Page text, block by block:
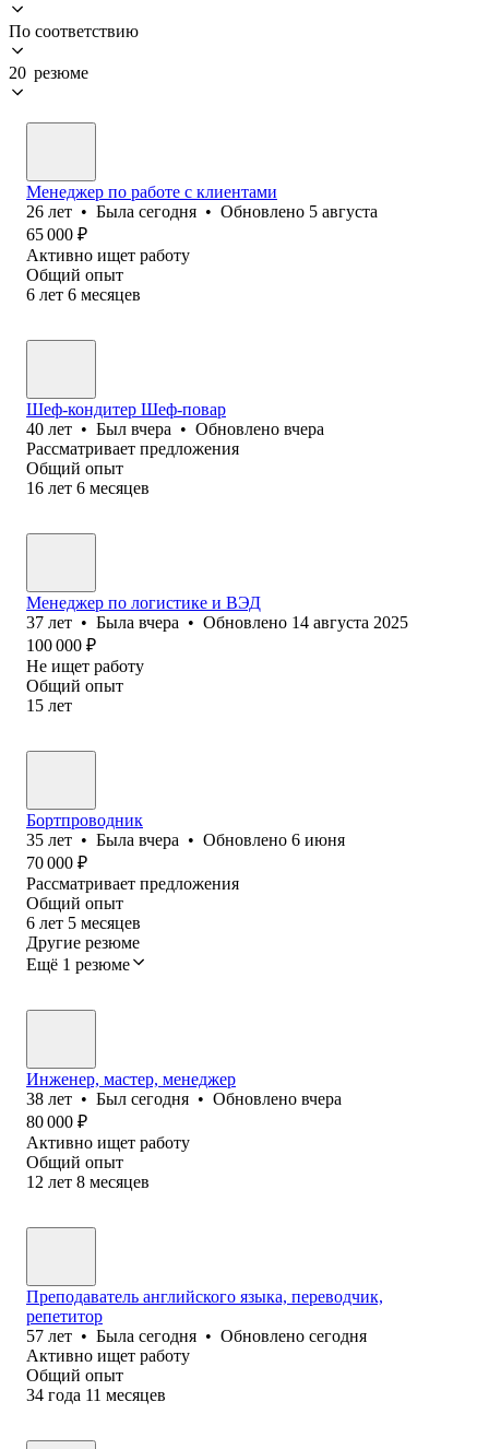
По соответствию
20 резюме
Менеджер по работе с клиентами
26 лет • Была сегодня • Обновлено 5 августа
65 000 ₽
Активно ищет работу
Общий опыт
6 лет 6 месяцев
Шеф-кондитер Шеф-повар
40 лет • Был вчера • Обновлено вчера
Рассматривает предложения
Общий опыт
16 лет 6 месяцев
Менеджер по логистике и ВЭД
37 лет • Была вчера • Обновлено 14 августа 2025
100 000 ₽
Не ищет работу
Общий опыт
15 лет
Бортпроводник
35 лет • Была вчера • Обновлено 6 июня
70 000 ₽
Рассматривает предложения
Общий опыт
6 лет 5 месяцев
Другие резюме
Ещё 1 резюме
Инженер, мастер, менеджер
38 лет • Был сегодня • Обновлено вчера
80 000 ₽
Активно ищет работу
Общий опыт
12 лет 8 месяцев
Преподаватель английского языка, переводчик,
репетитор
57 лет • Была сегодня • Обновлено сегодня
Активно ищет работу
Общий опыт
34 года 11 месяцев